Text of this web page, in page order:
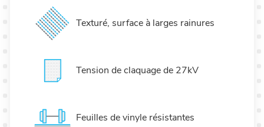
Texturé, surface à larges rainures
Tension de claquage de 27kV
Feuilles de vinyle résistantes